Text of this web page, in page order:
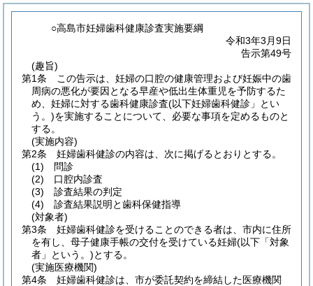
○高島市妊婦歯科健康診査実施要綱
令和3年3月9日
告示第49号
(趣旨)
第1条
この告示は、妊婦の口腔の健康管理および妊娠中の歯
周病の悪化が要因となる早産や低出生体重児を予防するた
め、妊婦に対する歯科健康診査(以下妊婦歯科健診」とい
う。 )を実施することについて、必要な事項を定めるものと
する。
(実施内容)
第2条
妊婦歯科健診の内容は、次に掲げるとおりとする。
(1)
問診
(2)
口腔内診査
(3)
診査結果の判定
(4)
診査結果説明と歯科保健指導
(対象者)
第3条
妊婦歯科健診を受けることのできる者は、市内に住所
を有し、母子健康手帳の交付を受けている妊婦(以下「対象
者」という。)とする。
(実施医療機関)
第4条
妊婦歯科健診は、市が委託契約を締結した医療機関